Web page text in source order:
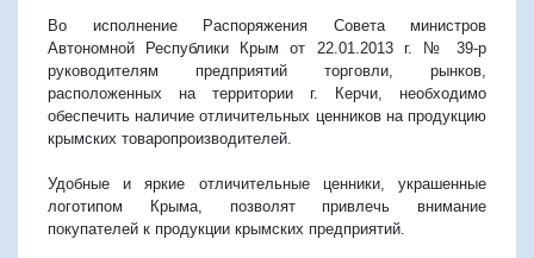
Во исполнение Распоряжения Совета министров
Автономной Республики Крым от 22.01.2013 г. № 39-р
руководителям предприятий торговли, рынков,
расположенных на территории г. Керчи, необходимо
обеспечить наличие отличительных ценников на продукцию
крымских товаропроизводителей.
Удобные и яркие отличительные ценники, украшенные
логотипом Крыма, позволят привлечь внимание
покупателей к продукции крымских предприятий.